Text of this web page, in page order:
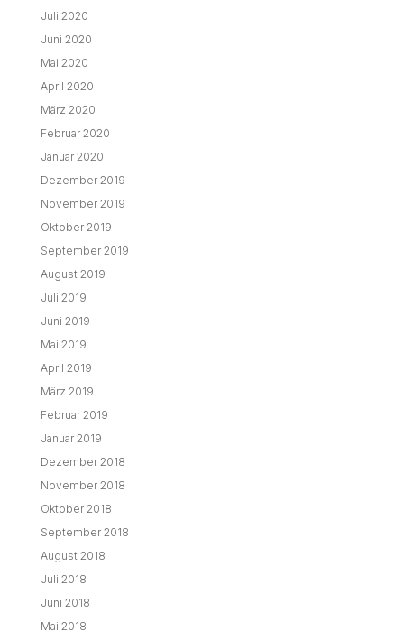
Juli 2020
Juni 2020
Mai 2020
April 2020
März 2020
Februar 2020
Januar 2020
Dezember 2019
November 2019
Oktober 2019
September 2019
August 2019
Juli 2019
Juni 2019
Mai 2019
April 2019
März 2019
Februar 2019
Januar 2019
Dezember 2018
November 2018
Oktober 2018
September 2018
August 2018
Juli 2018
Juni 2018
Mai 2018